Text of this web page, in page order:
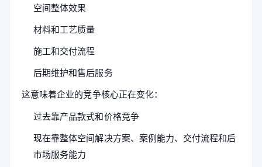
空间整体效果
材料和工艺质量
施工和交付流程
后期维护和售后服务
这意味着企业的竞争核心正在变化：
过去靠产品款式和价格竞争
现在靠整体空间解决方案、案例能力、交付流程和后
市场服务能力